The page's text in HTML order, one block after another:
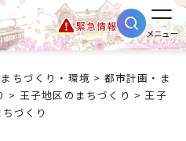
緊急情報
メニュー
まちづくり・環境 > 都市計画・ま
> 王子地区のまちづくり > 王子
づくり